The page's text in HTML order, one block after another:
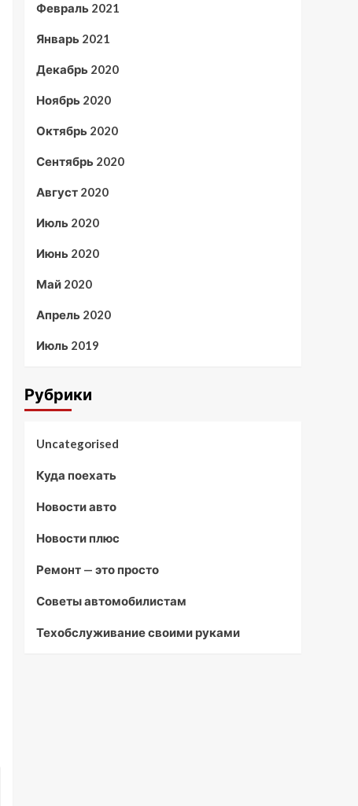
Февраль 2021
Январь 2021
Декабрь 2020
Ноябрь 2020
Октябрь 2020
Сентябрь 2020
Август 2020
Июль 2020
Июнь 2020
Май 2020
Апрель 2020
Июль 2019
Рубрики
Uncategorised
Куда поехать
Новости авто
Новости плюс
Ремонт — это просто
Советы автомобилистам
Техобслуживание своими руками